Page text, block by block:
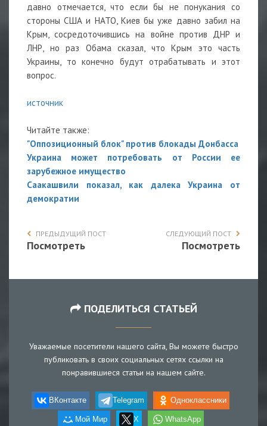
давно отмечается, что если бы не понукания со
стороны США и НАТО, Киев бы уже давно забил на
Крым, сосредоточившись на войне против ДНР и
ЛНР, но раз Обама сказал, что Крым это часть
Украины, то конечно будут отрабатывать и этот
вопрос.
источник
Читайте также:
"Оппозиционный блок" против блокады Донбасса
Украина может потребовать от России ее
зарубежное имущество
Саакашвили показал, как далека Украина от
демократии
ПРЕДЫДУЩИЙ ПОСТ
Посмотреть
СЛЕДУЮЩИЙ ПОСТ
Посмотреть
ПОДЕЛИТЬСЯ СТАТЬЕЙ
Уважаемые посетители нашего сайта, Вы можете быстро
публиковать в своих социальных сетях ссылки на
понравившиеся статьи на нашем сайте.
ВКонтакте Telegram Одноклассники
Мой Мир X WhatsApp